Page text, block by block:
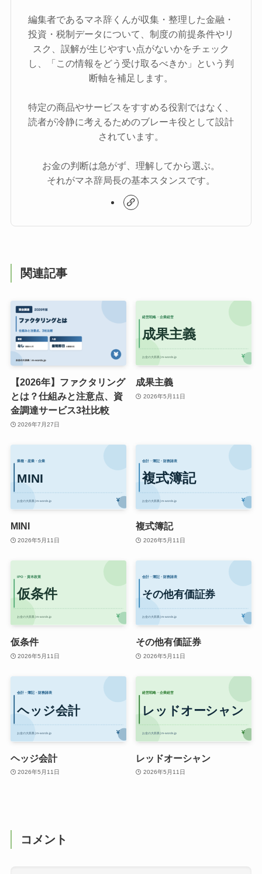
編集者であるマネ辞くんが収集・整理した金融・
投資・税制データについて、制度の前提条件やリ
スク、誤解が生じやすい点がないかをチェック
し、「この情報をどう受け取るべきか」という判
断軸を補足します。
特定の商品やサービスをすすめる役割ではなく、
読者が冷静に考えるためのブレーキ役として設計
されています。
お金の判断は急がず、理解してから選ぶ。
それがマネ辞局長の基本スタンスです。
関連記事
【2026年】ファクタリング
とは？仕組みと注意点、資
金調達サービス3社比較
2026年7月27日
成果主義
2026年5月11日
MINI
2026年5月11日
複式簿記
2026年5月11日
仮条件
2026年5月11日
その他有価証券
2026年5月11日
ヘッジ会計
2026年5月11日
レッドオーシャン
2026年5月11日
コメント